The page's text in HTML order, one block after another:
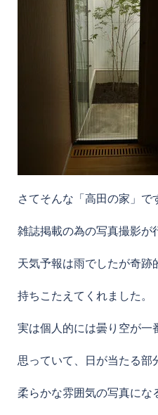
さてそんな「高田の家」で
雑誌掲載の為の写真撮影が
天気予報は雨でしたが奇跡
持ちこたえてくれました。
実は個人的には曇り空が一
思っていて、日が当たる部
柔らかな雰囲気の写真にな